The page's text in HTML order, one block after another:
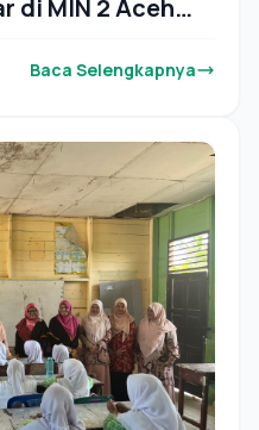
di MIN 2 Aceh
Baca Selengkapnya